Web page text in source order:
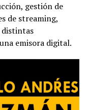
gestión de
de streaming,
emisora digital.